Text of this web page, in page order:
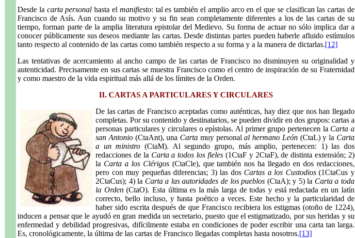
Desde la carta personal hasta el manifiesto: tal es también el amplio arco en el que se clasifican las cartas de
Francisco de Asís. Aun cuando su motivo y su fin sean completamente diferentes a los de las cartas de su
tiempo, forman parte de la amplia literatura epistolar del Medievo. Su forma de actuar no sólo implica dar a
conocer públicamente sus deseos mediante las cartas. Desde distintas partes pueden haberle afluido estímulos
tanto respecto al contenido de las cartas como también respecto a su forma y a la manera de dictarlas.[12]
Las tentativas de acercamiento al ancho campo de las cartas de Francisco no disminuyen su originalidad y
autenticidad. Precisamente en sus cartas se muestra Francisco como el centro de inspiración de su Fraternidad
y como maestro de la vida espiritual más allá de los límites de la Orden.
II. CARTAS A PARTICULARES Y CIRCULARES
De las cartas de Francisco aceptadas como auténticas, hay diez que nos han llegado
completas. Por su contenido y destinatarios, se pueden dividir en dos grupos: cartas a
personas particulares y circulares o epístolas. Al primer grupo pertenecen la Carta a
san Antonio(CtaAnt), una Carta muy personalal hermano León(CtaL) y la Carta
a un ministro (CtaM). Al segundo grupo, más amplio, pertenecen: 1) las dos
redacciones de la Carta a todos los fieles (1CtaF y 2CtaF), de distinta extensión; 2)
la Carta a los Clérigos(CtaCle), que también nos ha llegado en dos redacciones,
pero con muy pequeñas diferencias; 3) las dos Cartas a los Custodios(1CtaCus y
2CtaCus); 4) la Carta a las autoridades de los pueblos (CtaA); y 5) la Carta a toda
la Orden(CtaO). Esta última es la más larga de todas y está redactada en un latín
correcto, bello incluso, y hasta poético a veces. Este hecho y la particularidad de
haber sido escrita después de que Francisco recibiera los estigmas (otoño de 1224),
inducen a pensar que le ayudó en gran medida un secretario, puesto que el estigmatizado, por sus heridas y su
enfermedad y debilidad progresivas, difícilmente estaba en condiciones de poder escribir una carta tan larga.
Es, cronológicamente, la última de las cartas de Francisco llegadas completas hasta nosotros.[13]